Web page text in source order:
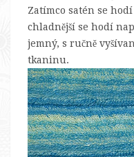
Zatímco satén se
chladnější se hodí
jemný, s ručně
tkaninu.